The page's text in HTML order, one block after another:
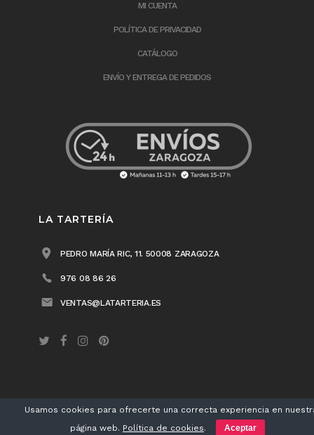
MI CUENTA
POLÍTICA DE PRIVACIDAD
CATÁLOGO
ENVÍO Y ENTREGA DE PEDIDOS
LA TARTERÍA
PEDRO MARÍA RIC, 11. 50008 ZARAGOZA
976 08 86 26
VENTAS@LATARTERIA.ES
LA TARTERÍA® 2018 /Aviso legal/Política de privacidad/Política de cookies
/ DiseñoMatherea
Usamos cookies para ofrecerte una correcta experiencia en
página web. Política de cookies. Aceptar